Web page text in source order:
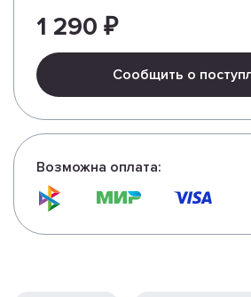
1 290 ₽
Сообщить о
Возможна оплата: